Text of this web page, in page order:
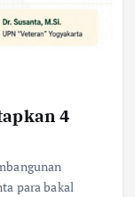
4
para bakal